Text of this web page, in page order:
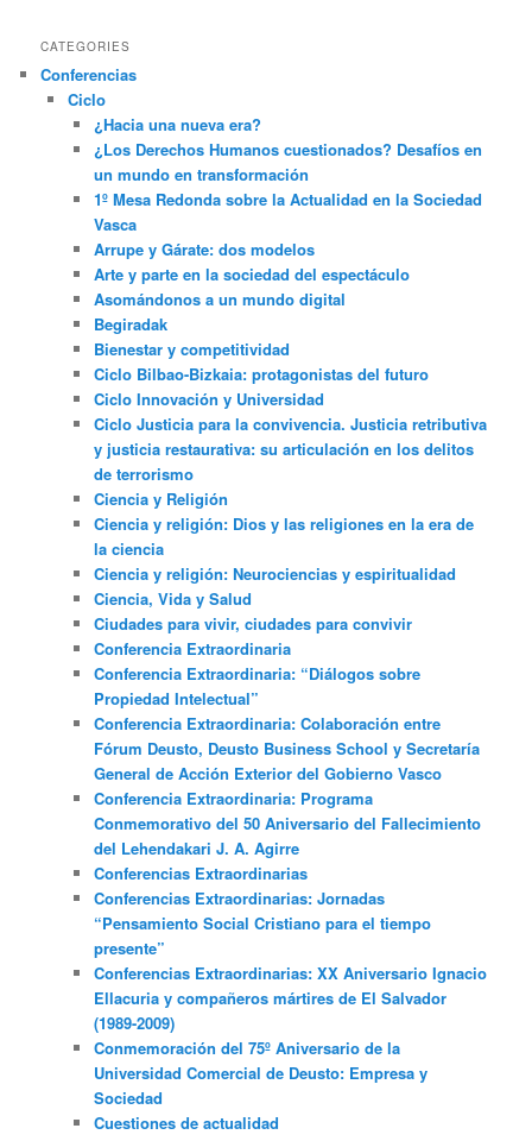
CATEGORIES
Conferencias
Ciclo
¿Hacia una nueva era?
¿Los Derechos Humanos cuestionados? Desafíos en
un mundo en transformación
1º Mesa Redonda sobre la Actualidad en la Sociedad
Vasca
Arrupe y Gárate: dos modelos
Arte y parte en la sociedad del espectáculo
Asomándonos a un mundo digital
Begiradak
Bienestar y competitividad
Ciclo Bilbao-Bizkaia: protagonistas del futuro
Ciclo Innovación y Universidad
Ciclo Justicia para la convivencia. Justicia retributiva
y justicia restaurativa: su articulación en los delitos
de terrorismo
Ciencia y Religión
Ciencia y religión: Dios y las religiones en la era de
la ciencia
Ciencia y religión: Neurociencias y espiritualidad
Ciencia, Vida y Salud
Ciudades para vivir, ciudades para convivir
Conferencia Extraordinaria
Conferencia Extraordinaria: “Diálogos sobre
Propiedad Intelectual”
Conferencia Extraordinaria: Colaboración entre
Fórum Deusto, Deusto Business School y Secretaría
General de Acción Exterior del Gobierno Vasco
Conferencia Extraordinaria: Programa
Conmemorativo del 50 Aniversario del Fallecimiento
del Lehendakari J. A. Agirre
Conferencias Extraordinarias
Conferencias Extraordinarias: Jornadas
“Pensamiento Social Cristiano para el tiempo
presente”
Conferencias Extraordinarias: XX Aniversario Ignacio
Ellacuria y compañeros mártires de El Salvador
(1989-2009)
Conmemoración del 75º Aniversario de la
Universidad Comercial de Deusto: Empresa y
Sociedad
Cuestiones de actualidad